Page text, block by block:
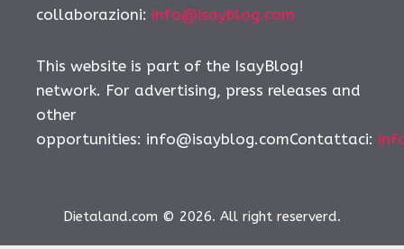
collaborazioni: info@isayblog.com
This website is part of the IsayBlog!
network. For advertising, press releases and
other
opportunities: info@isayblog.comContattaci:
Dietaland.com © 2026. All right reserverd.